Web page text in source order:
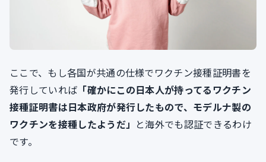
ここで、もし各国が共通の仕様でワクチン接種証明書を
発行していれば 「確かにこの日本人が持ってるワクチン
接種証明書は日本政府が発行したもので、モデルナ製の
ワクチンを接種したようだ」 と海外でも認証できるわけ
です。